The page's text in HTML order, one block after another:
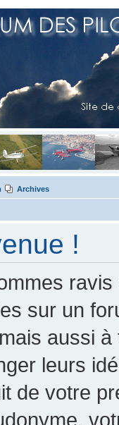
Archives
!
sur un
aussi
leurs
de votre